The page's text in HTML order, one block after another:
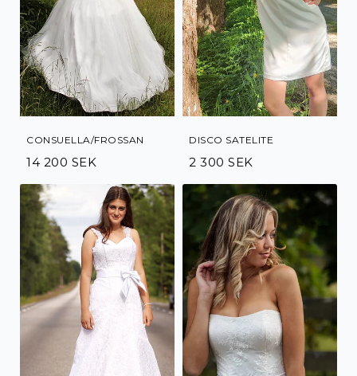
CONSUELLA/FROSSAN
14 200 SEK
DISCO SATELITE
2 300 SEK